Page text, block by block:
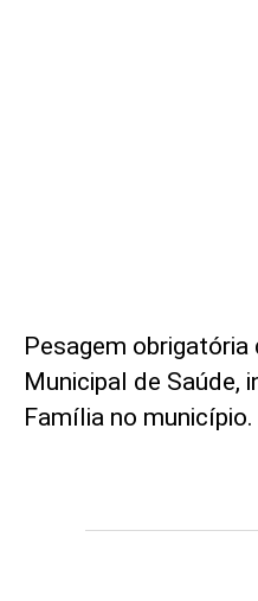
Pesagem
Municipal de Saúde,
Família no